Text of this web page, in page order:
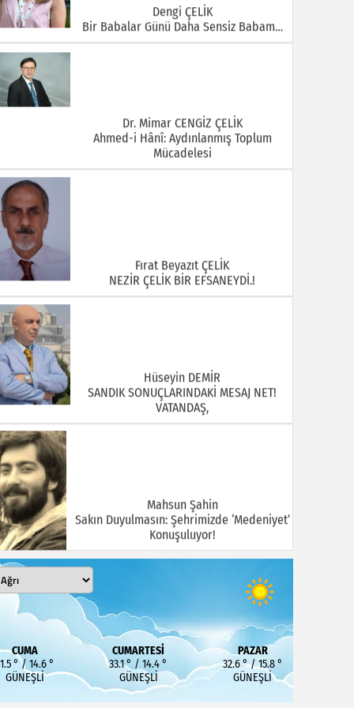
Dengi ÇELİK
Bir Babalar Günü Daha Sensiz Babam…
Dr. Mimar CENGİZ ÇELİK
Ahmed-i Hânî: Aydınlanmış Toplum
Mücadelesi
Fırat Beyazıt ÇELİK
NEZİR ÇELİK BİR EFSANEYDİ.!
Hüseyin DEMİR
SANDIK SONUÇLARINDAKİ MESAJ NET!
VATANDAŞ,
Mahsun Şahin
Sakın Duyulmasın: Şehrimizde ‘Medeniyet’
Konuşuluyor!
MEHMET KOÇ
DOĞUBAYAZIT ASLINDA BİR İNANÇ
MERKEZİDİR
CUMA
° / 14.6 °
GÜNEŞLI
CUMARTESI
33.1 ° / 14.4 °
GÜNEŞLI
PAZAR
32.6 ° / 15.8 °
GÜNEŞLI